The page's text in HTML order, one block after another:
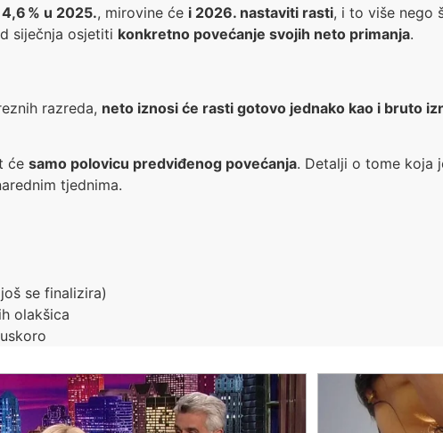
4,6 % u 2025., mirovine će i 2026. nastaviti rasti, i to više nego
siječnja osjetiti konkretno povećanje svojih neto primanja.
razreda, neto iznosi će rasti gotovo jednako kao i bruto
će samo polovicu predviđenog povećanja. Detalji o tome koja
tjednima.
se finalizira)
olakšica